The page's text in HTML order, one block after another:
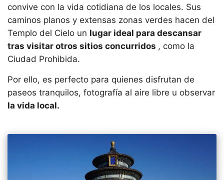
convive con la vida cotidiana de los locales. Sus
caminos planos y extensas zonas verdes hacen del
Templo del Cielo un lugar ideal para descansar
tras visitar otros sitios concurridos , como la
Ciudad Prohibida.
Por ello, es perfecto para quienes disfrutan de
paseos tranquilos, fotografía al aire libre u observar
la vida local.